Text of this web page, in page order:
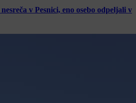
v Pesnici, eno osebo odpeljali v